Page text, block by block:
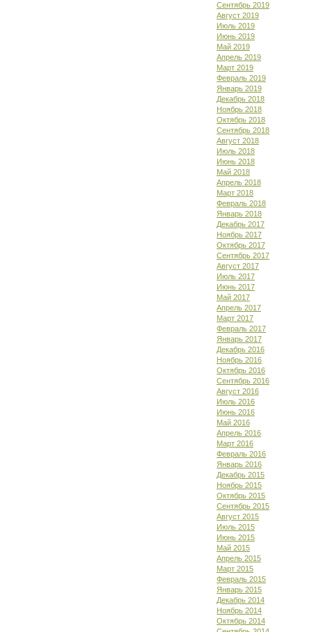
Сентябрь 2019
Август 2019
Июль 2019
Июнь 2019
Май 2019
Апрель 2019
Март 2019
Февраль 2019
Январь 2019
Декабрь 2018
Ноябрь 2018
Октябрь 2018
Сентябрь 2018
Август 2018
Июль 2018
Июнь 2018
Май 2018
Апрель 2018
Март 2018
Февраль 2018
Январь 2018
Декабрь 2017
Ноябрь 2017
Октябрь 2017
Сентябрь 2017
Август 2017
Июль 2017
Июнь 2017
Май 2017
Апрель 2017
Март 2017
Февраль 2017
Январь 2017
Декабрь 2016
Ноябрь 2016
Октябрь 2016
Сентябрь 2016
Август 2016
Июль 2016
Июнь 2016
Май 2016
Апрель 2016
Март 2016
Февраль 2016
Январь 2016
Декабрь 2015
Ноябрь 2015
Октябрь 2015
Сентябрь 2015
Август 2015
Июль 2015
Июнь 2015
Май 2015
Апрель 2015
Март 2015
Февраль 2015
Январь 2015
Декабрь 2014
Ноябрь 2014
Октябрь 2014